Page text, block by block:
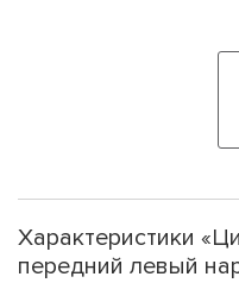
Характеристики
передний левый